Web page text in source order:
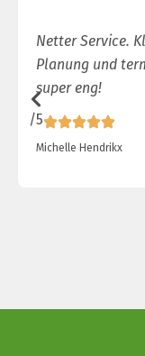
Netter Service.
Planung und
super eng!
/5
Michelle Hendrikx